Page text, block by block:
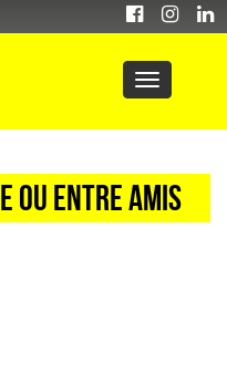
ou entre amis